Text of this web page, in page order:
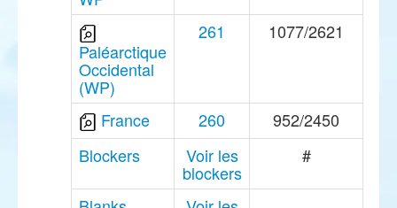
Paléarctique
Occidental
(WP)
261 1077/2621
France 260
952/2450
Blockers
Voir les
blockers
#